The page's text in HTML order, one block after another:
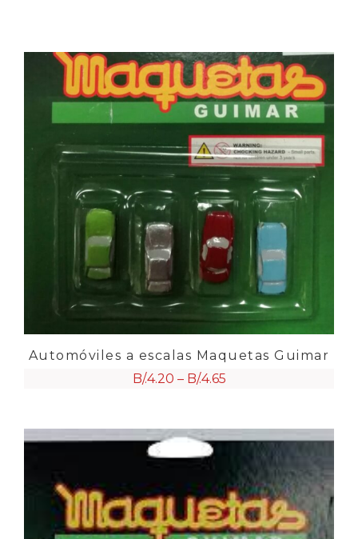
Automóviles a escalas Maquetas Guimar
B/.4.20 – B/.4.65